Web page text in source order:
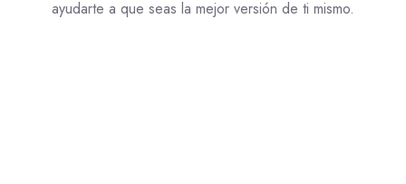
ayudarte a que seas la mejor versión de ti mismo.